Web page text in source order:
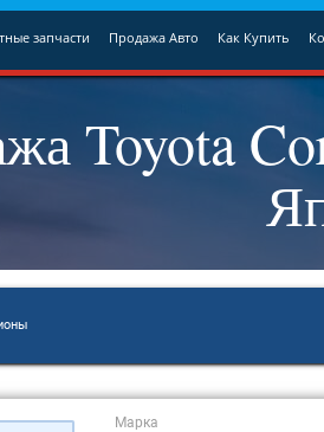
запчасти Продажа Авто Как Купить
Toyota
Марка